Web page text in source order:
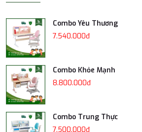
Combo Yêu Thương
7.540.000đ
Combo Khỏe Mạnh
8.800.000đ
Combo Trung Thực
7.500.000đ